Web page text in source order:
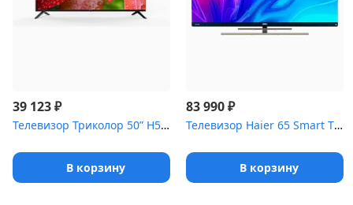
39 123₽
Телевизор Триколор 50” H50U5500SA черный
В корзину
83 990₽
Телевизор Haier 65 Smart TV S7
В корзину